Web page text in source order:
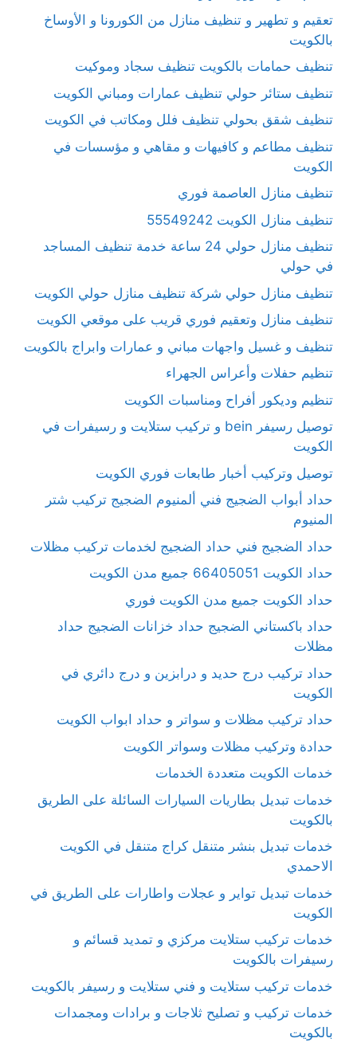
تعقيم و تطهير و تنظيف منازل من الكورونا و الأوساخ
بالكويت
تنظيف حمامات بالكويت تنظيف سجاد وموكيت
تنظيف ستائر حولي تنظيف عمارات ومباني الكويت
تنظيف شقق بحولي تنظيف فلل ومكاتب في الكويت
تنظيف مطاعم و كافيهات و مقاهي و مؤسسات في
الكويت
تنظيف منازل العاصمة فوري
تنظيف منازل الكويت 55549242
تنظيف منازل حولي 24 ساعة خدمة تنظيف المساجد
في حولي
تنظيف منازل حولي شركة تنظيف منازل حولي الكويت
تنظيف منازل وتعقيم فوري قريب على موقعي الكويت
تنظيف و غسيل واجهات مباني و عمارات وابراج بالكويت
تنظيم حفلات وأعراس الجهراء
تنظيم وديكور أفراح ومناسبات الكويت
توصيل رسيفر bein و تركيب ستلايت و رسيفرات في
الكويت
توصيل وتركيب أخبار طابعات فوري الكويت
حداد أبواب الضجيج فني ألمنيوم الضجيج تركيب شتر
المنيوم
حداد الضجيج فني حداد الضجيج لخدمات تركيب مظلات
حداد الكويت 66405051 جميع مدن الكويت
حداد الكويت جميع مدن الكويت فوري
حداد باكستاني الضجيج حداد خزانات الضجيج حداد
مظلات
حداد تركيب درج حديد و درابزين و درج دائري في
الكويت
حداد تركيب مظلات و سواتر و حداد ابواب الكويت
حدادة وتركيب مظلات وسواتر الكويت
خدمات الكويت متعددة الخدمات
خدمات تبديل بطاريات السيارات السائلة على الطريق
بالكويت
خدمات تبديل بنشر متنقل كراج متنقل في الكويت
الاحمدي
خدمات تبديل تواير و عجلات واطارات على الطريق في
الكويت
خدمات تركيب ستلايت مركزي و تمديد قسائم و
رسيفرات بالكويت
خدمات تركيب ستلايت و فني ستلايت و رسيفر بالكويت
خدمات تركيب و تصليح ثلاجات و برادات ومجمدات
بالكويت